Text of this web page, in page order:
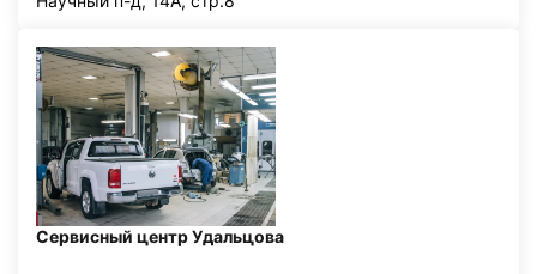
Сервисный центр Удальцова